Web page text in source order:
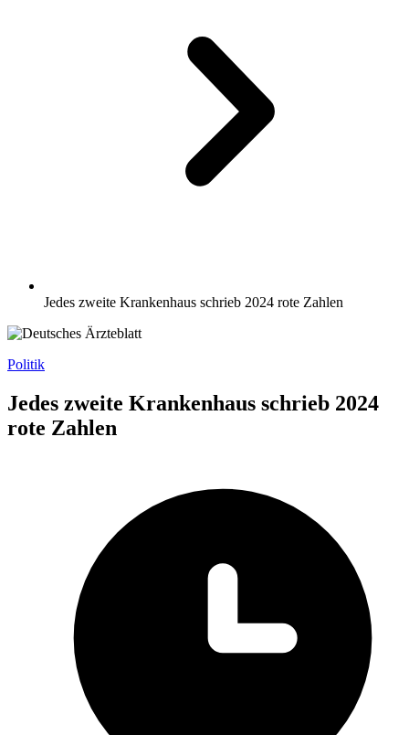
Jedes zweite Krankenhaus schrieb 2024 rote Zahlen
Politik
Jedes zweite Krankenhaus schrieb 2024
rote Zahlen